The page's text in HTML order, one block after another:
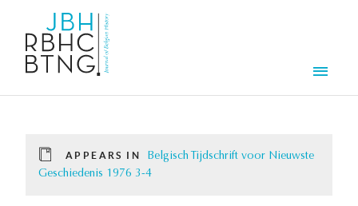
APPEARS IN
Belgisch Tijdschrift voor Nieuwste
Geschiedenis 1976 3-4